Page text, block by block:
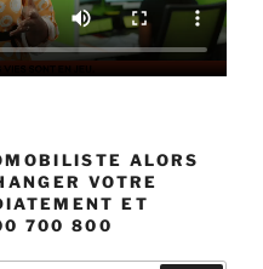
ALORS
VOTRE
ET
700 800